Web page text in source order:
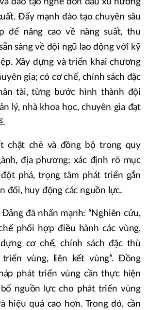
Ðẩy mạnh đào tạo chuyên sâu
để nâng cao về năng suất, thu
sàng về đội ngũ lao động với kỹ
Xây dựng và triển khai chương
gia; có cơ chế, chính sách đặc
tài, từng bước hình thành đội
lý, nhà khoa học, chuyên gia đạt
chặt chẽ và đồng bộ trong quy
địa phương; xác định rõ mục
phá, trọng tâm phát triển gắn
đối, huy động các nguồn lực.
đã nhấn mạnh: “Nghiên cứu,
phối hợp điều hành các vùng,
cơ chế, chính sách đặc thù
vùng, liên kết vùng”. Đồng
phát triển vùng cần thực hiện
nguồn lực cho phát triển vùng
hiệu quả cao hơn. Trong đó, cần